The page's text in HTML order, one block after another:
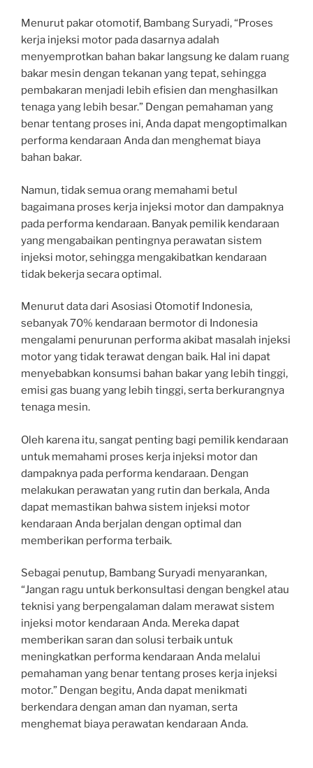
Menurut pakar otomotif, Bambang Suryadi, “Proses
kerja injeksi motor pada dasarnya adalah
menyemprotkan bahan bakar langsung ke dalam ruang
bakar mesin dengan tekanan yang tepat, sehingga
pembakaran menjadi lebih efisien dan menghasilkan
tenaga yang lebih besar.” Dengan pemahaman yang
benar tentang proses ini, Anda dapat mengoptimalkan
performa kendaraan Anda dan menghemat biaya
bahan bakar.
Namun, tidak semua orang memahami betul
bagaimana proses kerja injeksi motor dan dampaknya
pada performa kendaraan. Banyak pemilik kendaraan
yang mengabaikan pentingnya perawatan sistem
injeksi motor, sehingga mengakibatkan kendaraan
tidak bekerja secara optimal.
Menurut data dari Asosiasi Otomotif Indonesia,
sebanyak 70% kendaraan bermotor di Indonesia
mengalami penurunan performa akibat masalah injeksi
motor yang tidak terawat dengan baik. Hal ini dapat
menyebabkan konsumsi bahan bakar yang lebih tinggi,
emisi gas buang yang lebih tinggi, serta berkurangnya
tenaga mesin.
Oleh karena itu, sangat penting bagi pemilik kendaraan
untuk memahami proses kerja injeksi motor dan
dampaknya pada performa kendaraan. Dengan
melakukan perawatan yang rutin dan berkala, Anda
dapat memastikan bahwa sistem injeksi motor
kendaraan Anda berjalan dengan optimal dan
memberikan performa terbaik.
Sebagai penutup, Bambang Suryadi menyarankan,
“Jangan ragu untuk berkonsultasi dengan bengkel atau
teknisi yang berpengalaman dalam merawat sistem
injeksi motor kendaraan Anda. Mereka dapat
memberikan saran dan solusi terbaik untuk
meningkatkan performa kendaraan Anda melalui
pemahaman yang benar tentang proses kerja injeksi
motor.” Dengan begitu, Anda dapat menikmati
berkendara dengan aman dan nyaman, serta
menghemat biaya perawatan kendaraan Anda.